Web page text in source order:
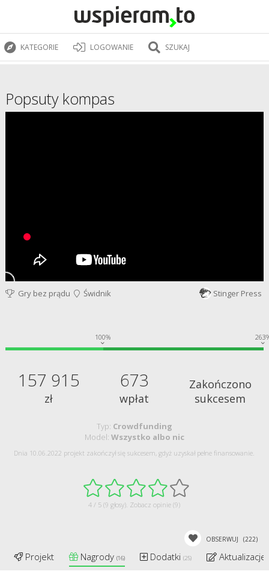
KATEGORIE LOGOWANIE SZUKAJ
Popsuty kompas
Gry bez prądu Świdnik Stinger Press
100%
157 915
zł
673
wpłat
Zakończono
sukcesem
Typ: Crowdfunding
Model: Wszystko albo nic
Dnia 10.06.2022 projekt zakończył się sukcesem, gdyż uzyskał pełne finansowanie.
4 / 5 (9 głosy). Zobacz opinie (9)
OBSERWUJ (222)
Projekt Nagrody(16) Dodatki(25) Aktualizacje